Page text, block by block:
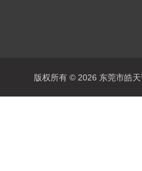
版权所有 © 2026 东莞市皓